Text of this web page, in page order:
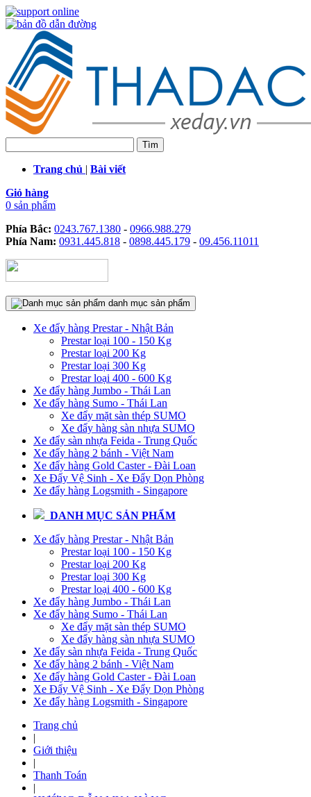
Trang chủ | Bài viết
Giỏ hàng
0 sản phẩm
Phía Bắc: 0243.767.1380 - 0966.988.279
Phía Nam: 0931.445.818 - 0898.445.179 - 09.456.11011
danh mục sản phẩm
Xe đẩy hàng Prestar - Nhật Bản
Prestar loại 100 - 150 Kg
Prestar loại 200 Kg
Prestar loại 300 Kg
Prestar loại 400 - 600 Kg
Xe đẩy hàng Jumbo - Thái Lan
Xe đẩy hàng Sumo - Thái Lan
Xe đẩy mặt sàn thép SUMO
Xe đẩy hàng sàn nhựa SUMO
Xe đẩy sàn nhựa Feida - Trung Quốc
Xe đẩy hàng 2 bánh - Việt Nam
Xe đẩy hàng Gold Caster - Đài Loan
Xe Đẩy Vệ Sinh - Xe Đẩy Dọn Phòng
Xe đẩy hàng Logsmith - Singapore
DANH MỤC SẢN PHẨM
Xe đẩy hàng Prestar - Nhật Bản
Prestar loại 100 - 150 Kg
Prestar loại 200 Kg
Prestar loại 300 Kg
Prestar loại 400 - 600 Kg
Xe đẩy hàng Jumbo - Thái Lan
Xe đẩy hàng Sumo - Thái Lan
Xe đẩy mặt sàn thép SUMO
Xe đẩy hàng sàn nhựa SUMO
Xe đẩy sàn nhựa Feida - Trung Quốc
Xe đẩy hàng 2 bánh - Việt Nam
Xe đẩy hàng Gold Caster - Đài Loan
Xe Đẩy Vệ Sinh - Xe Đẩy Dọn Phòng
Xe đẩy hàng Logsmith - Singapore
Trang chủ
|
Giới thiệu
|
Thanh Toán
|